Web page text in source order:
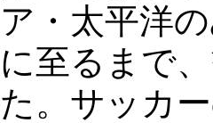
ア・太平洋
に至るまで
た。サッカ